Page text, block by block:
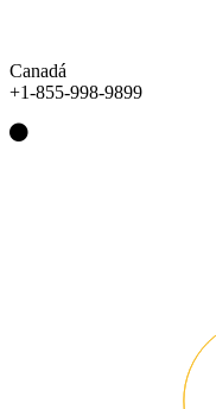
Canadá
+1-855-998-9899